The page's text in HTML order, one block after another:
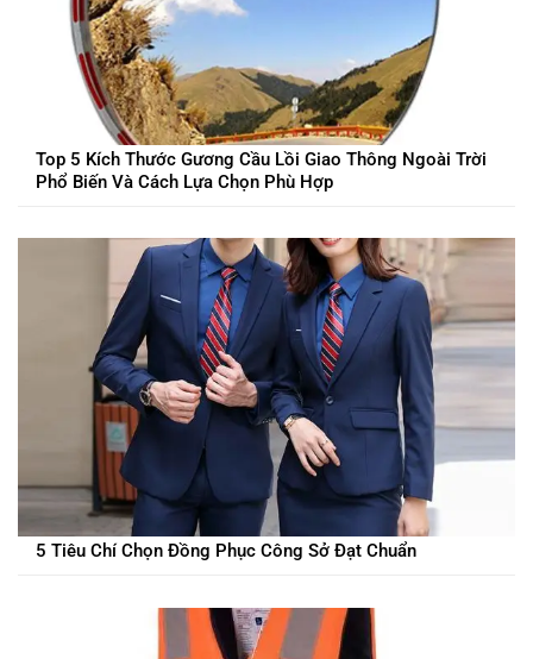
Top 5 Kích Thước Gương Cầu Lồi Giao Thông Ngoài Trời
Phổ Biến Và Cách Lựa Chọn Phù Hợp
5 Tiêu Chí Chọn Đồng Phục Công Sở Đạt Chuẩn